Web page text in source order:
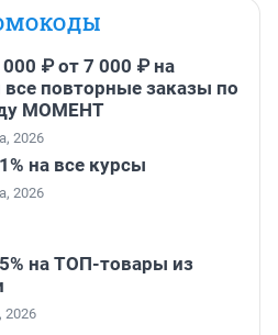
₽ от 7 000 ₽ на
повторные заказы по
МОМЕНТ
2026
на все курсы
2026
на ТОП-товары из
2026